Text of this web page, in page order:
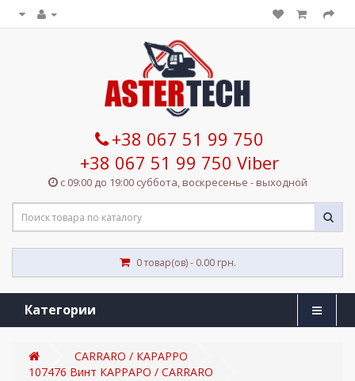
+38 067 51 99 750
+38 067 51 99 750 Viber
с 09:00 до 19:00 суббота, воскресенье - выходной
0 товар(ов) - 0.00 грн.
Категории
CARRARO / КАРАРРО
107476 Винт КАРРАРО / CARRARO